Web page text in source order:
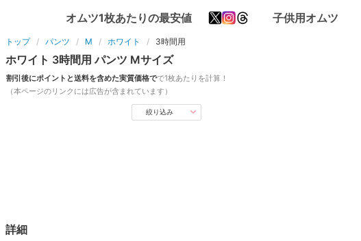
オムツ1枚あたりの最安値 子供用オムツ
トップ パンツ M ホワイト 3時間用
ホワイト 3時間用 パンツ Mサイズ
割引後にポイントと送料を含めた実質価格でで1枚あたりを計算！
（本ページのリンクには広告が含まれています）
絞り込み
詳細